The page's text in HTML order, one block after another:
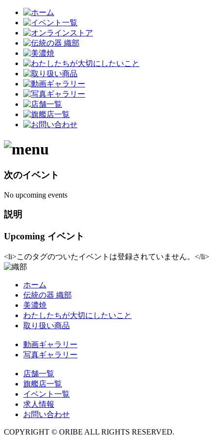
次のイベント
No upcoming events
説明
Upcoming イベント
<li>このタグのついたイベントは登録されていません。</li>
ホーム
伝統の器 織部
美濃焼
わたしたちが大切にしたいこと
取り扱い商品
動画ギャラリー
写真ギャラリー
店舗一覧
旗艦店一覧
イベント一覧
求人情報
お問い合わせ
COPYRIGHT © ORIBE ALL RIGHTS RESERVED.